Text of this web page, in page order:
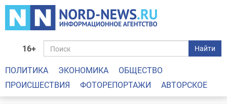
16+ Найти
ПОЛИТИКА ЭКОНОМИКА
ОБЩЕСТВО
ПРОИСШЕСТВИЯ
ФОТОРЕПОРТАЖИ АВТОРСКОЕ